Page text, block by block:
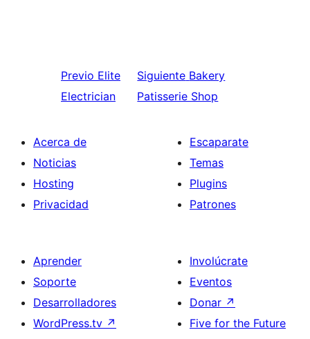
Previo Elite
Electrician
Siguiente Bakery
Patisserie Shop
Acerca de
Noticias
Hosting
Privacidad
Escaparate
Temas
Plugins
Patrones
Aprender
Soporte
Desarrolladores
WordPress.tv ↗
Involúcrate
Eventos
Donar ↗
Five for the Future